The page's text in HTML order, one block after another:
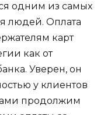
одним из самых
людей. Оплата
карт
как от
Уверен, он
у клиентов
продолжим